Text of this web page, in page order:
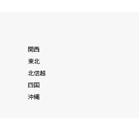
関西
東北
北信越
四国
沖縄